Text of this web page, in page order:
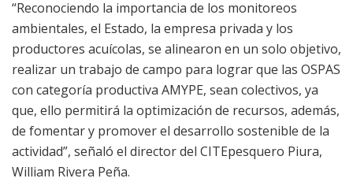
“Reconociendo la importancia de los monitoreos
ambientales, el Estado, la empresa privada y los
productores acuícolas, se alinearon en un solo objetivo,
realizar un trabajo de campo para lograr que las OSPAS
con categoría productiva AMYPE, sean colectivos, ya
que, ello permitirá la optimización de recursos, además,
de fomentar y promover el desarrollo sostenible de la
actividad”, señaló el director del CITEpesquero Piura,
William Rivera Peña.